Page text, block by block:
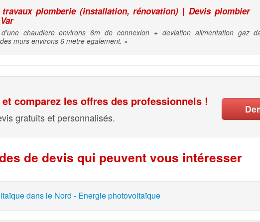
travaux plomberie (installation, rénovation) | Devis plombier
chaudiere environs 6m de connexion + deviation alimentation gaz
murs environs 6 metre egalement. »
comparez les offres des professionnels !
gratuits et personnalisés.
de devis qui peuvent vous intéresser
dans le Nord - Energie photovoltaïque